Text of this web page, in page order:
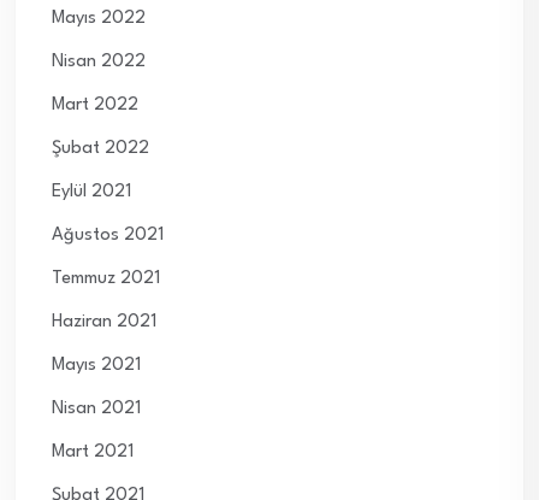
Mayıs 2022
Nisan 2022
Mart 2022
Şubat 2022
Eylül 2021
Ağustos 2021
Temmuz 2021
Haziran 2021
Mayıs 2021
Nisan 2021
Mart 2021
Şubat 2021